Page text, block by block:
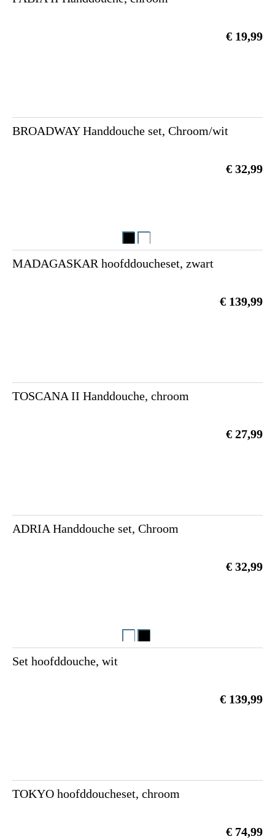
€ 19,99
BROADWAY Handdouche set, Chroom/wit
€ 32,99
MADAGASKAR hoofddoucheset, zwart
€ 139,99
TOSCANA II Handdouche, chroom
€ 27,99
ADRIA Handdouche set, Chroom
€ 32,99
Set hoofddouche, wit
€ 139,99
TOKYO hoofddoucheset, chroom
€ 74,99